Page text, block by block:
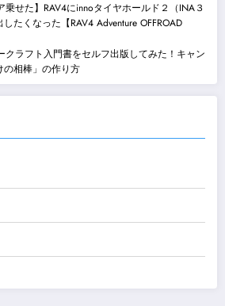
乗せた】RAV4にinnoタイヤホールド２（INA３
たくなった【RAV4 Adventure OFFROAD
クラフト入門書をセルフ出版してみた！キャン
の相棒」の作り方